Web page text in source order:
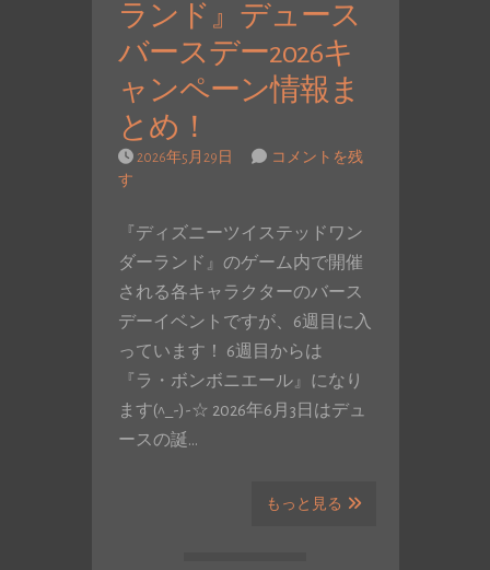
ランド』デュース
バースデー2026キ
ャンペーン情報ま
とめ！
2026年5月29日
コメントを残
す
『ディズニーツイステッドワン
ダーランド』のゲーム内で開催
される各キャラクターのバース
デーイベントですが、6週目に入
っています！ 6週目からは
『ラ・ボンボニエール』になり
ます(^_-)-☆ 2026年6月3日はデュ
ースの誕…
もっと見る